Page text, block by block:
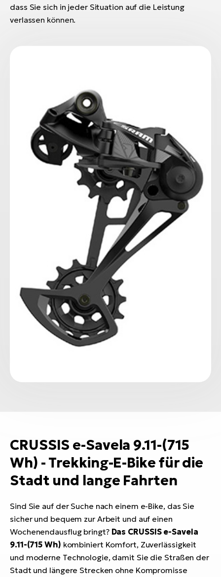
dass Sie sich in jeder Situation auf die Leistung
verlassen können.
CRUSSIS e-Savela 9.11-(715
Wh) - Trekking-E-Bike für die
Stadt und lange Fahrten
Sind Sie auf der Suche nach einem e-Bike, das Sie
sicher und bequem zur Arbeit und auf einen
Wochenendausflug bringt? Das CRUSSIS e-Savela
9.11-(715 Wh) kombiniert Komfort, Zuverlässigkeit
und moderne Technologie, damit Sie die Straßen der
Stadt und längere Strecken ohne Kompromisse